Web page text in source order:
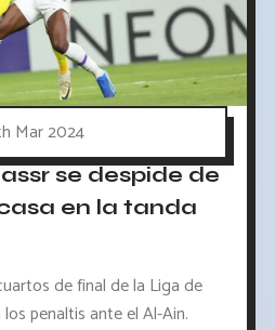
Mar 2024
se despide de
en la tanda
de final de la Liga de
penaltis ante el Al-Ain.